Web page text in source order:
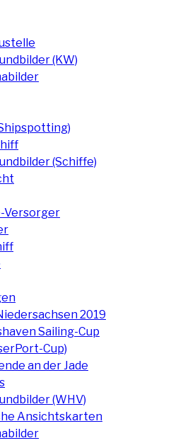
(KW)
(Schiffe)
Versorger
2019
Sailing-Cup
Cup)
an der Jade
(WHV)
Ansichtskarten